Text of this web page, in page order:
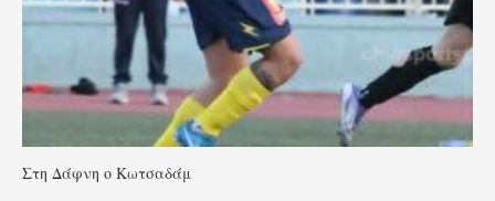
Στη Δάφνη ο Κωτσαδάμ